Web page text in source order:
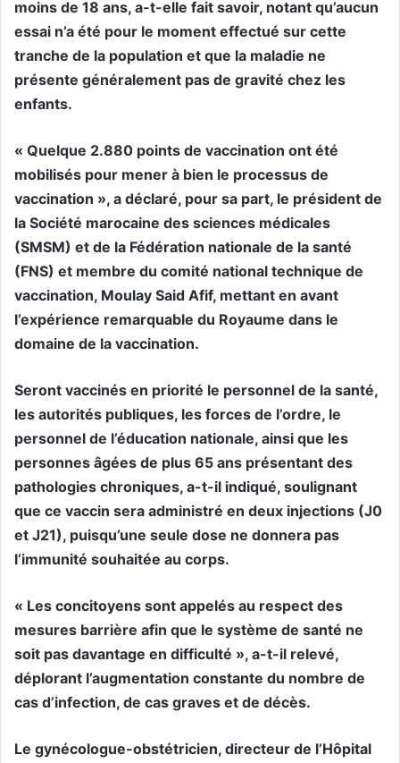
moins de 18 ans, a-t-elle fait savoir, notant qu’aucun
essai n’a été pour le moment effectué sur cette
tranche de la population et que la maladie ne
présente généralement pas de gravité chez les
enfants.
« Quelque 2.880 points de vaccination ont été
mobilisés pour mener à bien le processus de
vaccination », a déclaré, pour sa part, le président de
la Société marocaine des sciences médicales
(SMSM) et de la Fédération nationale de la santé
(FNS) et membre du comité national technique de
vaccination, Moulay Said Afif, mettant en avant
l’expérience remarquable du Royaume dans le
domaine de la vaccination.
Seront vaccinés en priorité le personnel de la santé,
les autorités publiques, les forces de l’ordre, le
personnel de l’éducation nationale, ainsi que les
personnes âgées de plus 65 ans présentant des
pathologies chroniques, a-t-il indiqué, soulignant
que ce vaccin sera administré en deux injections (J0
et J21), puisqu’une seule dose ne donnera pas
l’immunité souhaitée au corps.
« Les concitoyens sont appelés au respect des
mesures barrière afin que le système de santé ne
soit pas davantage en difficulté », a-t-il relevé,
déplorant l’augmentation constante du nombre de
cas d’infection, de cas graves et de décès.
Le gynécologue-obstétricien, directeur de l’Hôpital